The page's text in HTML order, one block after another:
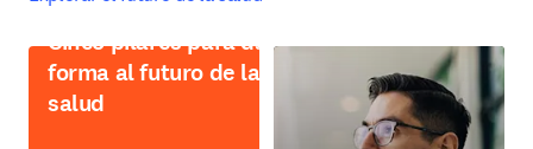
Cinco pilares para dar
forma al futuro de la
salud